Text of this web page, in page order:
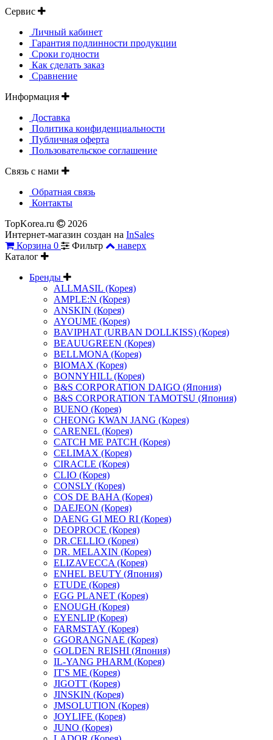
Сервис
Личный кабинет
Гарантия подлинности продукции
Сроки годности
Как сделать заказ
Сравнение
Информация
Доставка
Политика конфиденциальности
Публичная оферта
Пользовательское соглашение
Связь с нами
Обратная связь
Контакты
TopKorea.ru
2026
Интернет-магазин создан на InSales
Корзина 0 Фильтр
наверх
Каталог
Бренды
ALLMASIL (Корея)
AMPLE:N (Корея)
ANSKIN (Корея)
AYOUME (Корея)
BAVIPHAT (URBAN DOLLKISS) (Корея)
BEAUUGREEN (Корея)
BELLMONA (Корея)
BIOMAX (Корея)
BONNYHILL (Корея)
B&S CORPORATION DAIGO (Япония)
B&S CORPORATION TAMOTSU (Япония)
BUENO (Корея)
CHEONG KWAN JANG (Корея)
CARENEL (Корея)
CATCH ME PATCH (Корея)
CELIMAX (Корея)
CIRACLE (Корея)
CLIO (Корея)
CONSLY (Корея)
COS DE BAHA (Корея)
DAEJEON (Корея)
DAENG GI MEO RI (Корея)
DEOPROCE (Корея)
DR.CELLIO (Корея)
DR. MELAXIN (Корея)
ELIZAVECCA (Корея)
ENHEL BEUTY (Япония)
ETUDE (Корея)
EGG PLANET (Корея)
ENOUGH (Корея)
EYENLIP (Корея)
FARMSTAY (Корея)
GGORANGNAE (Корея)
GOLDEN REISHI (Япония)
IL-YANG PHARM (Корея)
IT'S ME (Корея)
JIGOTT (Корея)
JINSKIN (Корея)
JMSOLUTION (Корея)
JOYLIFE (Корея)
JUNO (Корея)